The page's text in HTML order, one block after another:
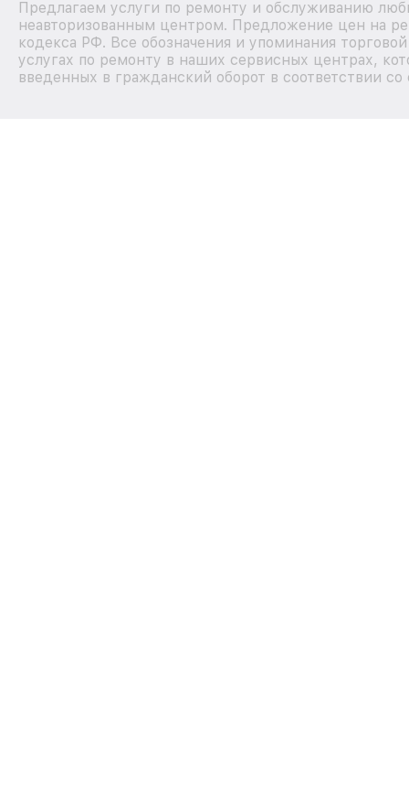
Предлагаем услуги по ремонту и обслуживанию
неавторизованным центром. Предложение цен на
кодекса РФ. Все обозначения и упоминания
услугах по ремонту в наших сервисных центрах,
введенных в гражданский оборот в соответствии